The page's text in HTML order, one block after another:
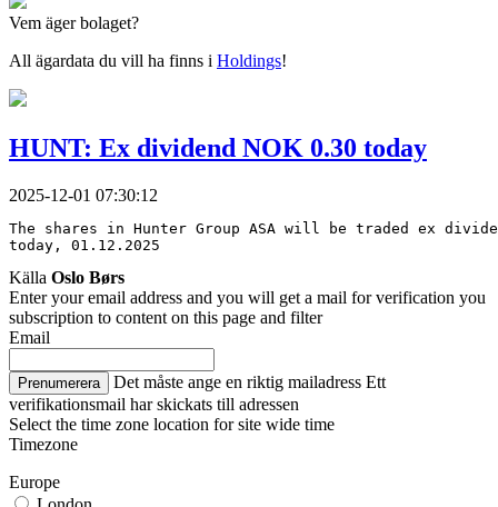
Vem äger bolaget?
All ägardata du vill ha finns i Holdings!
HUNT: Ex dividend NOK 0.30 today
2025-12-01 07:30:12
The shares in Hunter Group ASA will be traded ex
today, 01.12.2025
Källa Oslo Børs
Enter your email address and you will get a mail for verification you
subscription to content on this page and filter
Email
Prenumerera Det måste ange en riktig mailadress Ett
verifikationsmail har skickats till adressen
Select the time zone location for site wide time
Timezone
Europe